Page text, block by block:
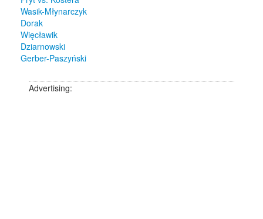
Wasik-Młynarczyk
Dorak
Więcławik
Dziarnowski
Gerber-Paszyński
Advertising: